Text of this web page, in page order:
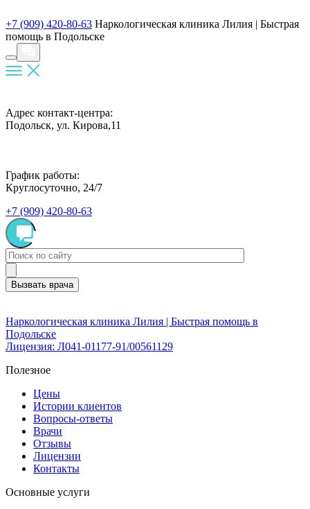
+7 (909) 420-80-63 Наркологическая клиника Лилия | Быстрая
помощь в Подольске
Адрес контакт-центра:
Подольск, ул. Кирова,11
График работы:
Круглосуточно, 24/7
+7 (909) 420-80-63
Вызвать врача
Наркологическая клиника Лилия | Быстрая помощь в
Подольске
Лицензия: Л041-01177-91/00561129
Полезное
Цены
Истории клиентов
Вопросы-ответы
Врачи
Отзывы
Лицензии
Контакты
Основные услуги